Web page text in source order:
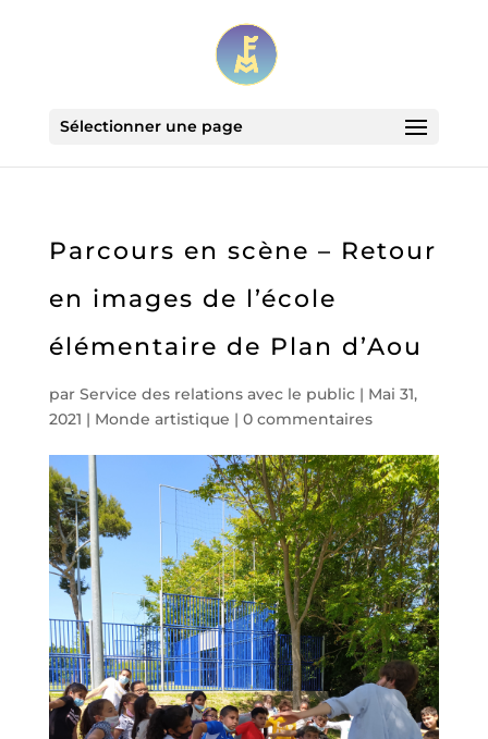
Sélectionner une page
Parcours en scène – Retour
en images de l’école
élémentaire de Plan d’Aou
par Service des relations avec le public| Mai 31,
2021 | Monde artistique | 0 commentaires